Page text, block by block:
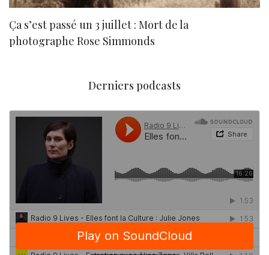
Ça s’est passé un 3 juillet : Mort de la
photographe Rose Simmonds
Derniers podcasts